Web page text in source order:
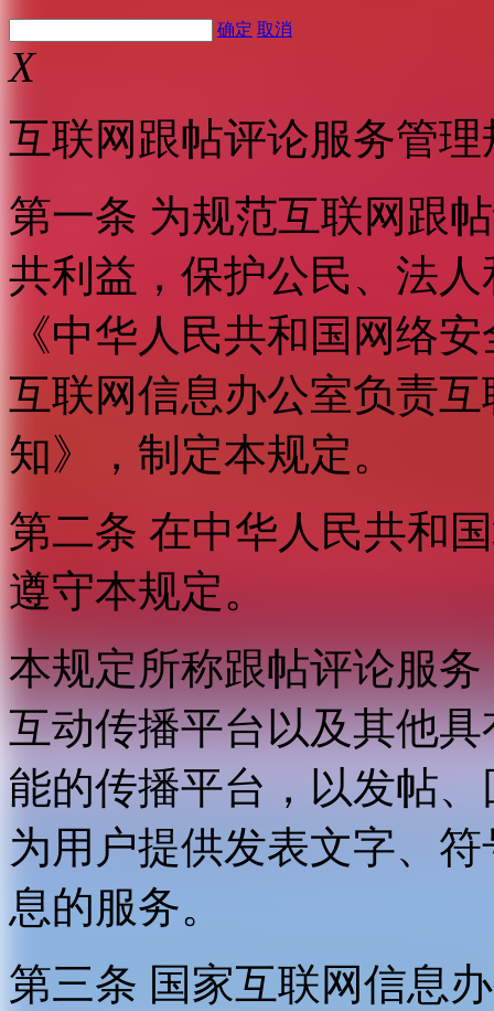
确定 取消
X
互联网跟帖评论服务管理
第一条 为规范互联网跟
共利益，保护公民、法
《中华人民共和国网络
互联网信息办公室负责
知》，制定本规定。
第二条 在中华人民共和
遵守本规定。
本规定所称跟帖评论服
互动传播平台以及其他
能的传播平台，以发帖
为用户提供发表文字、
息的服务。
第三条 国家互联网信息